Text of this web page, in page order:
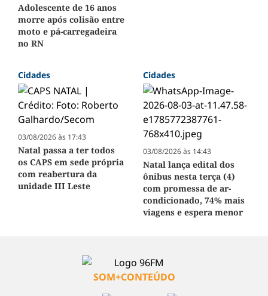
Adolescente de 16 anos
morre após colisão entre
moto e pá-carregadeira
no RN
Cidades
03/08/2026 às 17:43
Natal passa a ter todos
os CAPS em sede própria
com reabertura da
unidade III Leste
Cidades
03/08/2026 às 14:43
Natal lança edital dos
ônibus nesta terça (4)
com promessa de ar-
condicionado, 74% mais
viagens e espera menor
SOM+CONTEÚDO